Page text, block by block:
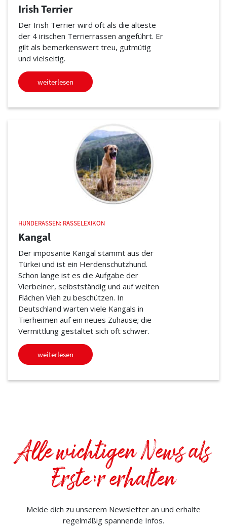
Irish Terrier
Der Irish Terrier wird oft als die älteste
der 4 irischen Terrierrassen angeführt. Er
gilt als bemerkenswert treu, gutmütig
und vielseitig.
weiterlesen
HUNDERASSEN: RASSELEXIKON
Kangal
Der imposante Kangal stammt aus der
Türkei und ist ein Herdenschutzhund.
Schon lange ist es die Aufgabe der
Vierbeiner, selbstständig und auf weiten
Flächen Vieh zu beschützen. In
Deutschland warten viele Kangals in
Tierheimen auf ein neues Zuhause; die
Vermittlung gestaltet sich oft schwer.
weiterlesen
Alle wichtigen News als
Erste:r erhalten
Melde dich zu unserem Newsletter an und erhalte
regelmäßig spannende Infos.